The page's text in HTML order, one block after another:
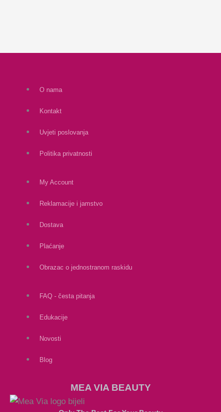
O nama
Kontakt
Uvjeti poslovanja
Politika privatnosti
My Account
Reklamacije i jamstvo
Dostava
Plaćanje
Obrazac o jednostranom raskidu
FAQ - česta pitanja
Edukacije
Novosti
Blog
MEA VIA BEAUTY